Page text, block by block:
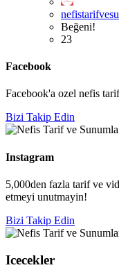
Beğeni!
23
Facebook
Facebook'a ozel nefis
Bizi Takip Edin
Instagram
5,000den fazla tarif ve
etmeyi unutmayin!
Bizi Takip Edin
Icecekler